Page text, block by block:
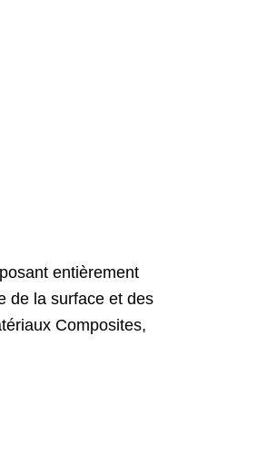
entièrement
de la surface et des
Composites,